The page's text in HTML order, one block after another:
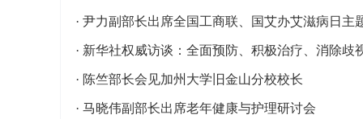
· 尹力副部长出席全国工商联、国艾办艾滋病日主
· 新华社权威访谈：全面预防、积极治疗、消除歧
· 陈竺部长会见加州大学旧金山分校校长
· 马晓伟副部长出席老年健康与护理研讨会